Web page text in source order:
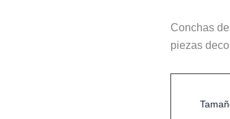
Conchas
piezas
cantidad